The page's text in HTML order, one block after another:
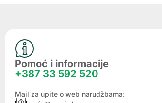
Pomoć i informacije
+387 33 592 520
Mail za upite o web narudžbama: